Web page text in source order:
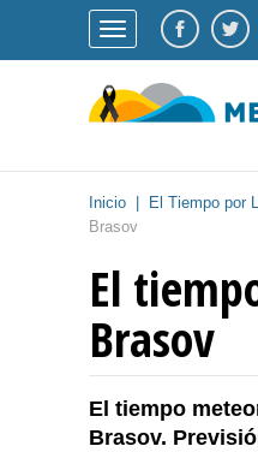
Inicio El Tiempo por
Brasov
El
Brasov
El tiempo
Brasov.